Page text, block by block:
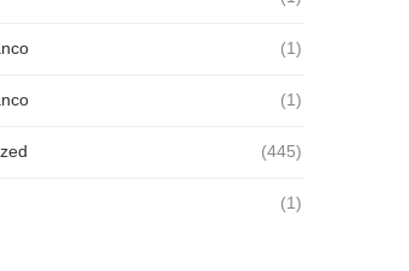
(1)
(1)
(445)
(1)